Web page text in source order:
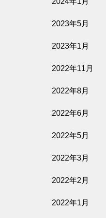
2023年5月
2023年1月
2022年11月
2022年8月
2022年6月
2022年5月
2022年3月
2022年2月
2022年1月